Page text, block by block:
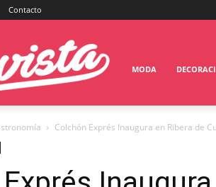
Contacto
MODA
Colchón Exprés Inaugura en Ribera de